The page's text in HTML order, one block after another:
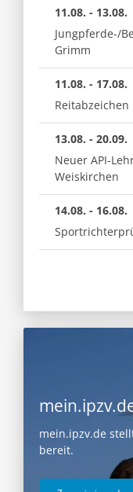
11.08. - 13.08.
Jungpferde-/
Grimm
11.08. -
13.08. - 20.09.
Neuer API-
Weiskirchen
14.08. - 16.08.
mein.ipzv.de
bereit.